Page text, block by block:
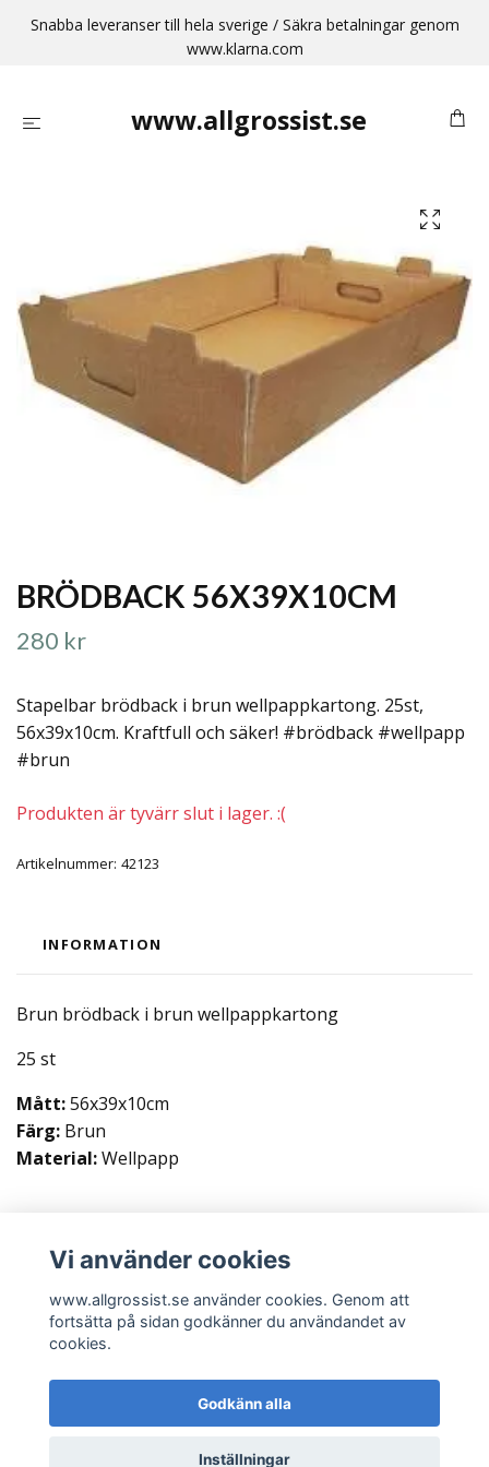
Snabba leveranser till hela sverige / Säkra betalningar genom
www.klarna.com
www.allgrossist.se
BRÖDBACK 56X39X10CM
280 kr
Stapelbar brödback i brun wellpappkartong. 25st,
56x39x10cm. Kraftfull och säker! #brödback #wellpapp
#brun
Produkten är tyvärr slut i lager. :(
Artikelnummer: 42123
INFORMATION
Brun brödback i brun wellpappkartong
25 st
Mått:56x39x10cm
Färg: Brun
Material:Wellpapp
Läs mer
© 2026 www.allgrossist.se
Vi använder cookies
www.allgrossist.se använder cookies. Genom att
fortsätta på sidan godkänner du användandet av
cookies.
Godkänn alla
Inställningar